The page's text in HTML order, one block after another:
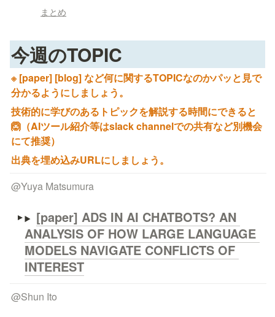
まとめ
今週のTOPIC
※ [paper] [blog] など何に関するTOPICなのかパッと見で
分かるようにしましょう。
技術的に学びのあるトピックを解説する時間にできると
🙆（AIツール紹介等はslack channelでの共有など別機会
にて推奨）
出典を埋め込みURLにしましょう。
@Yuya Matsumura
[paper] ADS IN AI CHATBOTS? AN
ANALYSIS OF HOW LARGE LANGUAGE
MODELS NAVIGATE CONFLICTS OF
INTEREST
@Shun Ito